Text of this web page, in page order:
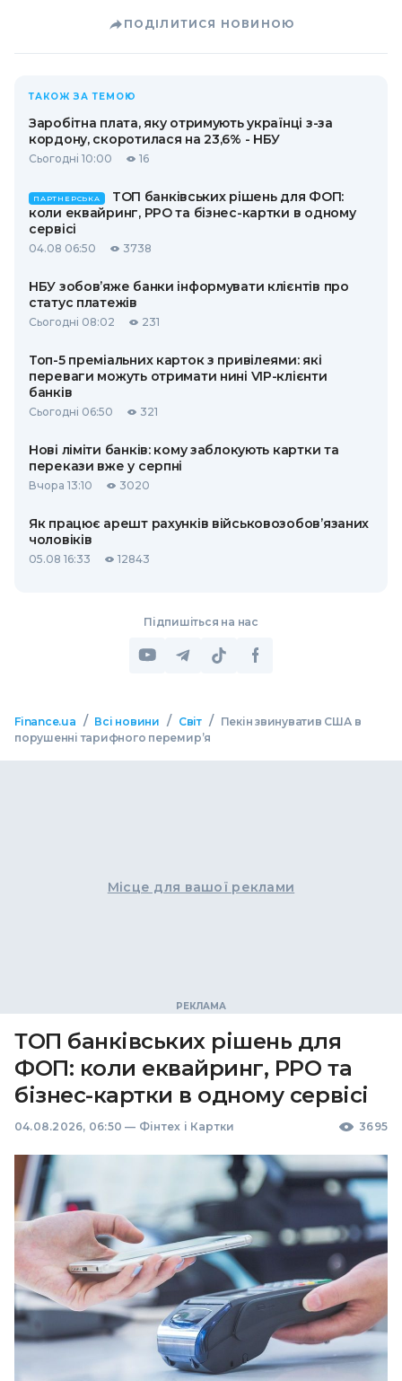
ПОДІЛИТИСЯ НОВИНОЮ
ТАКОЖ ЗА ТЕМОЮ
Заробітна плата, яку отримують українці з-за
кордону, скоротилася на 23,6% - НБУ
Сьогодні 10:00 16
ПАРТНЕРСЬКА
ТОП банківських рішень для ФОП:
коли еквайринг, РРО та бізнес-картки в одному
сервісі
04.08 06:50 3738
НБУ зобов’яже банки інформувати клієнтів про
статус платежів
Сьогодні 08:02 231
Топ-5 преміальних карток з привілеями: які
переваги можуть отримати нині VIP-клієнти
банків
Сьогодні 06:50 321
Нові ліміти банків: кому заблокують картки та
перекази вже у серпні
Вчора 13:10 3020
Як працює арешт рахунків військовозобов’язаних
чоловіків
05.08 16:33 12843
Підпишіться на нас
Finance.ua / Всі новини / Світ /
Пекін звинуватив США в
порушенні тарифного перемир’я
Місце для вашої реклами
ТОП банківських рішень для
ФОП: коли еквайринг, РРО та
бізнес-картки в одному сервісі
04.08.2026, 06:50 — Фінтех і Картки 3695